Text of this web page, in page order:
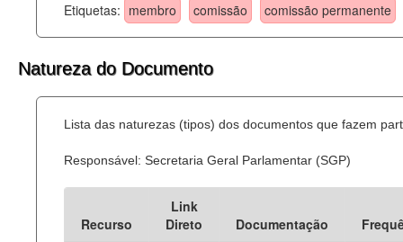
Etiquetas: membro comissão comissão permanente
Natureza do Documento
Lista das naturezas (tipos) dos documentos que fazem
Responsável: Secretaria Geral Parlamentar (SGP)
Recurso
Link
Direto
Documentação